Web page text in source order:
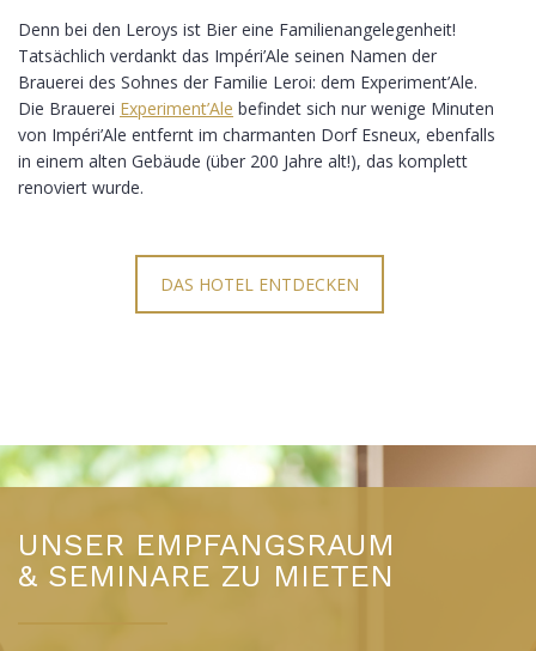
Denn bei den Leroys ist Bier eine Familienangelegenheit!
Tatsächlich verdankt das Impéri’Ale seinen Namen der
Brauerei des Sohnes der Familie Leroi: dem Experiment’Ale.
Die Brauerei Experiment’Ale befindet sich nur wenige Minuten
von Impéri’Ale entfernt im charmanten Dorf Esneux, ebenfalls
in einem alten Gebäude (über 200 Jahre alt!), das komplett
renoviert wurde.
DAS HOTEL ENTDECKEN
UNSER EMPFANGSRAUM
& SEMINARE ZU MIETEN